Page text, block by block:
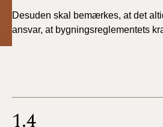
Desuden skal bemærkes, at det
ansvar, at bygningsreglementets